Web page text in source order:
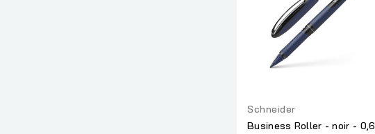
Schneider
Business Roller - noir - 0,6